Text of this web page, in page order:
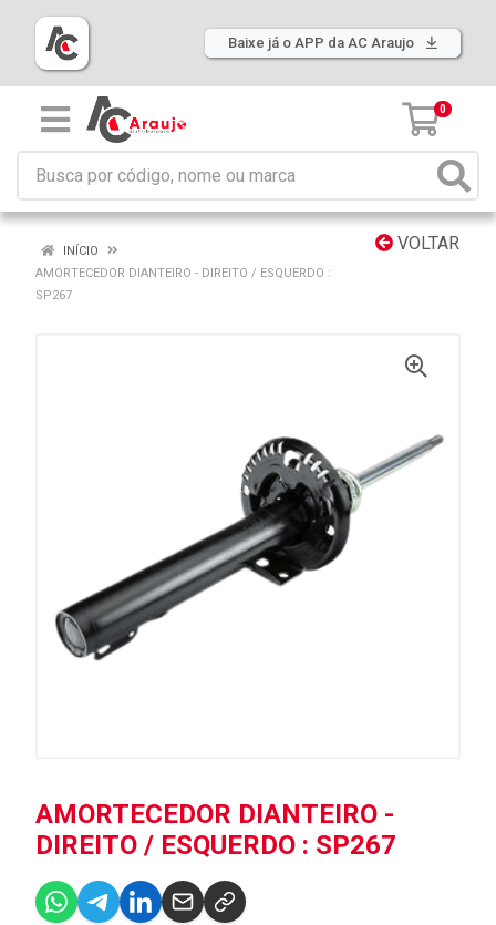
Baixe já o APP da AC Araujo
0
VOLTAR
INÍCIO
AMORTECEDOR DIANTEIRO - DIREITO / ESQUERDO :
SP267
AMORTECEDOR DIANTEIRO -
DIREITO / ESQUERDO : SP267